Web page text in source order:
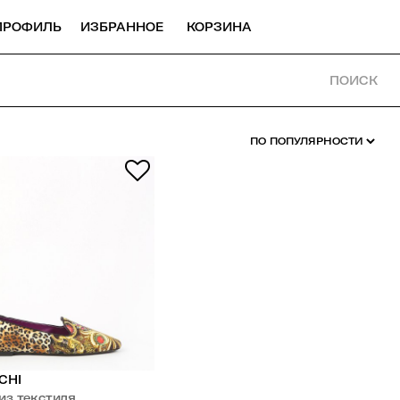
ИЗБРАННОЕ КОРЗИНА
ПОИСК